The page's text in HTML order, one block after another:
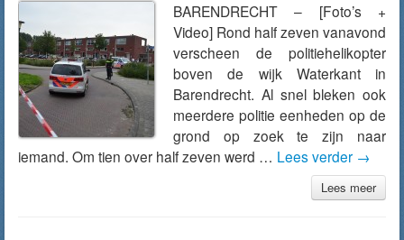
BARENDRECHT – [Foto’s +
Video] Rond half zeven vanavond
verscheen de politiehelikopter
boven de wijk Waterkant in
Barendrecht. Al snel bleken ook
meerdere politie eenheden op de
grond op zoek te zijn naar
iemand. Om tien over half zeven werd … Lees verder →
Lees meer